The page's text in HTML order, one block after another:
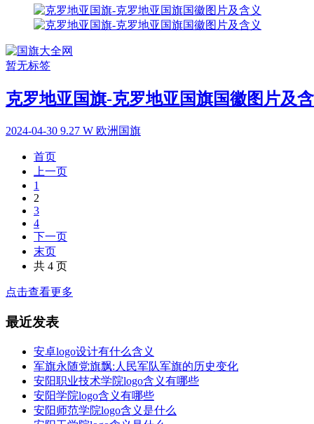
暂无标签
克罗地亚国旗-克罗地亚国旗国徽图片及
2024-04-30 9.27 W 欧洲国旗
首页
上一页
1
2
3
4
下一页
末页
共 4 页
点击查看更多
最近发表
安卓logo设计有什么含义
军旗永随党旗飘:人民军队军旗的历史变化
安阳职业技术学院logo含义有哪些
安阳学院logo含义有哪些
安阳师范学院logo含义是什么